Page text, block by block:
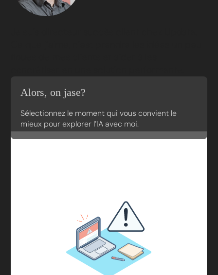
Alors, on jase?
Sélectionnez le moment qui vous convient le
mieux pour explorer l’IA avec moi.